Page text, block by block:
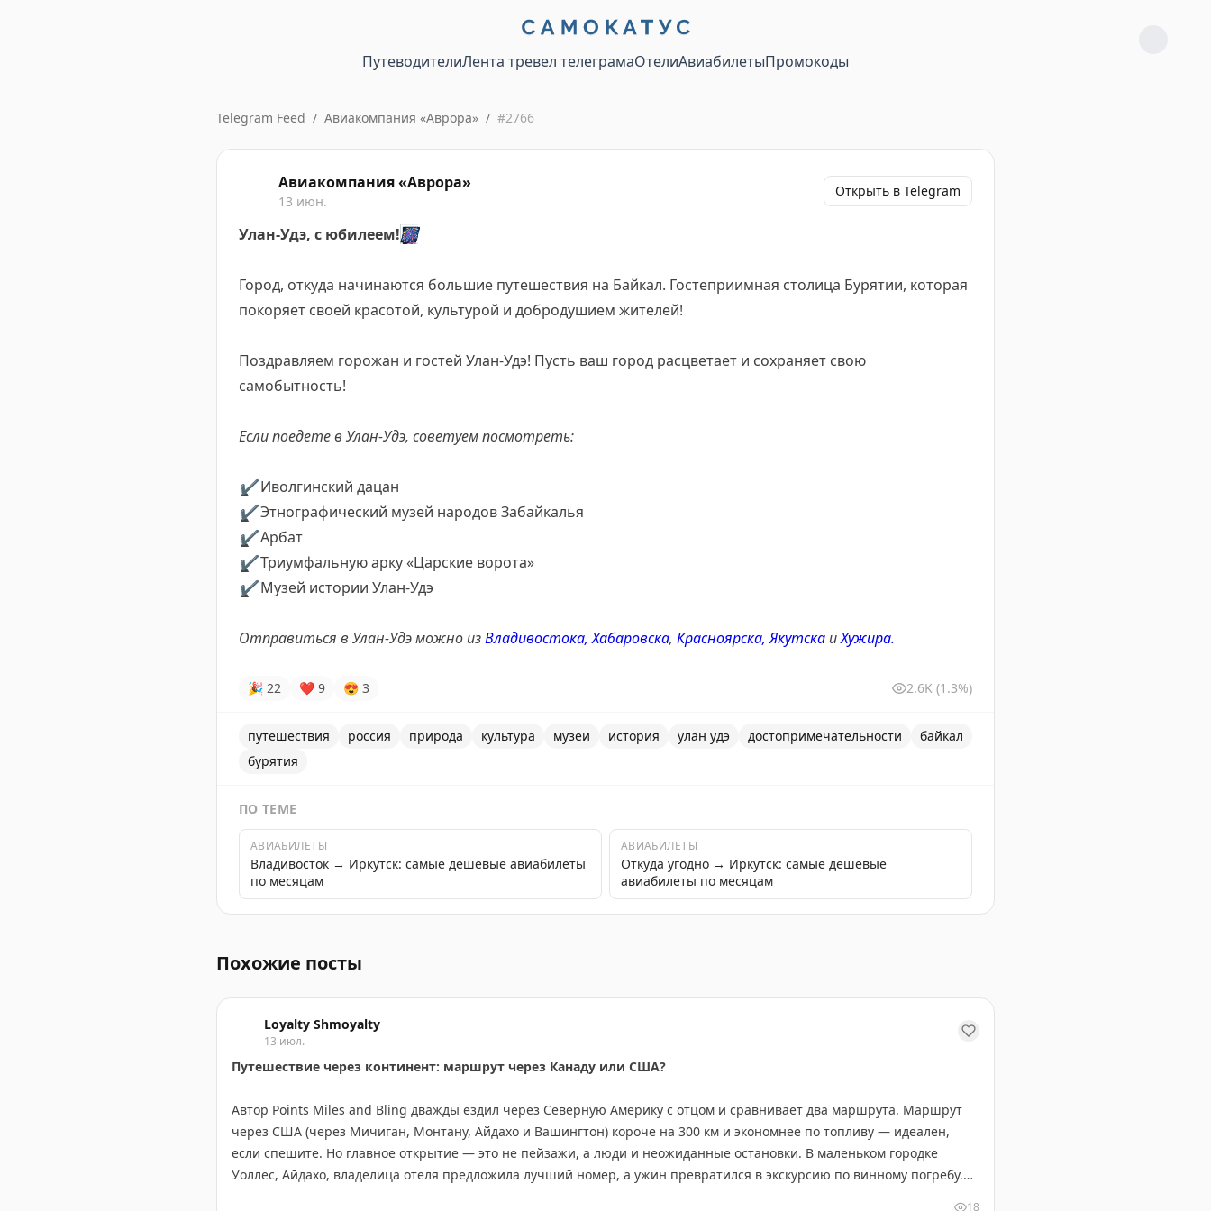
ПутеводителиЛента тревел телеграмаОтелиАвиабилетыПромокоды
Telegram Feed / Авиакомпания «Аврора» / #2766
Авиакомпания «Аврора»
13 июн.
Открыть в Telegram
Улан-Удэ, с юбилеем!🎆
Город, откуда начинаются большие путешествия на Байкал. Гостеприимная столица Бурятии, которая
покоряет своей красотой, культурой и добродушием жителей!
Поздравляем горожан и гостей Улан-Удэ! Пусть ваш город расцветает и сохраняет свою
самобытность!
Если поедете в Улан-Удэ, советуем посмотреть:
✔️Иволгинский дацан
✔️Этнографический музей народов Забайкалья
✔️Арбат
✔️Триумфальную арку «Царские ворота»
✔️Музей истории Улан-Удэ
Отправиться в Улан-Удэ можно изВладивостока, Хабаровска, Красноярска, Якутска иХужира.
🎉 22 ❤ 9 😍 3 2.6K (1.3%)
путешествия россия природа культура музеи история улан удэ достопримечательности
байкал
бурятия
ПО ТЕМЕ
АВИАБИЛЕТЫ
Владивосток → Иркутск: самые дешевые авиабилеты
по месяцам
АВИАБИЛЕТЫ
Откуда угодно → Иркутск: самые дешевые
авиабилеты по месяцам
Похожие посты
Loyalty Shmoyalty
13 июл.
Путешествие через континент: маршрут через Канаду или США?
Автор Points Miles and Bling дважды ездил через Северную Америку с отцом и сравнивает два маршрута. Маршрут
через США (через Мичиган, Монтану, Айдахо и Вашингтон) короче на 300 км и экономнее по топливу — идеален,
если спешите. Но главное открытие — это не пейзажи, а люди и неожиданные остановки. В маленьком городке
Уоллес, Айдахо, владелица отеля предложила лучший номер, а ужин превратился в экскурсию по винному погребу.
18